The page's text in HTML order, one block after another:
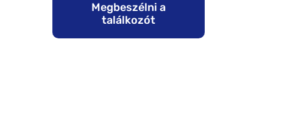
Megbeszélni a
találkozót